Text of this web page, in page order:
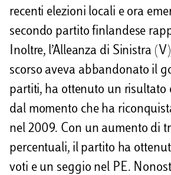
recenti elezioni locali e ora
secondo partito finlandese
Inoltre, l’Alleanza di Sinistra
scorso aveva abbandonato il
partiti, ha ottenuto un risultato
dal momento che ha
nel 2009. Con un aumento di
percentuali, il partito ha
voti e un seggio nel PE.